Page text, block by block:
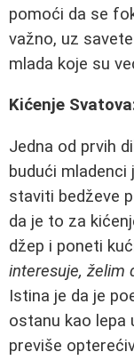
pomoći da se
važno, uz
mlada koje su
Kićenje
Jedna od prvih
budući mladenci
staviti bedževe
da je to za
džep i poneti
interesuje, želim
Istina je da je
ostanu kao lepa
previše